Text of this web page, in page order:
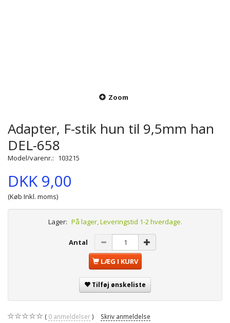
Zoom
Adapter, F-stik hun til 9,5mm han
DEL-658
Model/varenr.: 103215
DKK 9,00
(Køb Inkl. moms)
Lager: På lager, Leveringstid 1-2 hverdage.
Antal
LÆG I KURV
Tilføj ønskeliste
0 anmeldelser Skriv anmeldelse